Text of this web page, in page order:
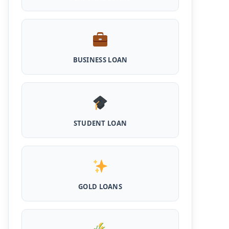
Scheme Loan: इस स्कीम से पशु डेयरी खोलने के लिए
मिलता है 5 लाख का लोन, 5 साल नहीं लगता ब्याज
Shilpi Samridhi Loan Scheme: इस सरकारी
लोन, लगता है कम ब्याज और 50% सब्सिडी
Cattle and Murrah Development Yojana:
खरीदने के लिए मिलेंगे 40000
Udyogini Loan Yojana Apply Online:
तक का लोन, 50% राशि वापिस करनी होती है जमा
Pashu Shed Loan Scheme: पशु शेड बनवाने के
लिए ऐसे ले सकते है 5 लाख तक का सरकारी लोन, मिलेगी
Pashupalan Kisan Credit Card: पशुपालकों के
BUSINESS LOAN
STUDENT LOAN
GOLD LOANS